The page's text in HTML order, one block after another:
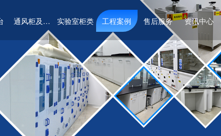
通风柜及系统 实验室柜类 工程案例 售后服务 资讯中心